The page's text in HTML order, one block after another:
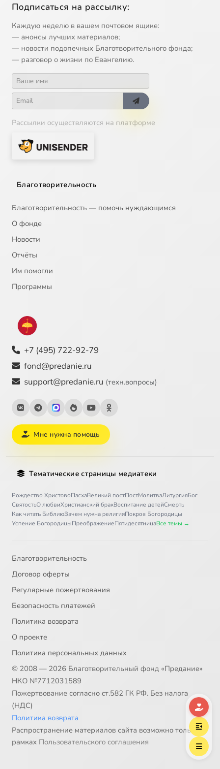
Подписаться на рассылку:
Каждую неделю в вашем почтовом ящике:
— анонсы лучших материалов;
— новости подопечных Благотворительного фонда;
— разговор о жизни по Евангелию.
Рассылки осуществляются на платформе
Благотворительность
Благотворительность — помочь нуждающимся
О фонде
Новости
Отчёты
Им помогли
Программы
+7 (495) 722-92-79
fond@predanie.ru
support@predanie.ru (техн.вопросы)
Мне нужна помощь
Тематические страницы медиатеки
Рождество ХристовоПасхаВеликий постПостМолитваЛитургияБог
СвятостьО любвиХристианский бракВоспитание детейСмерть
Как читать БиблиюЗачем нужна религияПокров Богородицы
Успение БогородицыПреображениеПятидесятницаВсе темы →
Благотворительность
Договор оферты
Регулярные пожертвования
Безопасность платежей
Политика возврата
О проекте
Политика персональных данных
© 2008 — 2026 Благотворительный фонд «Предание»
НКО №7712031589
Пожертвование согласно ст.582 ГК РФ. Без налога
(НДС)
Политика возврата
Распространение материалов сайта возможно только в
рамках Пользовательского соглашения